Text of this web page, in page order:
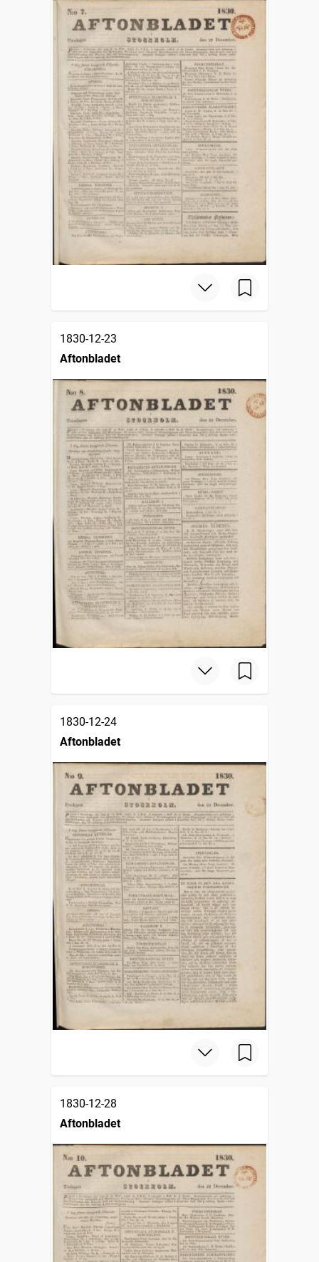
1830-12-23
Aftonbladet
1830-12-24
Aftonbladet
1830-12-28
Aftonbladet